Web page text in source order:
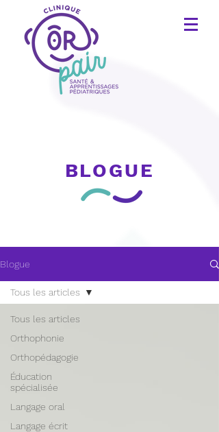
BLOGUE
Blogue
Tous les articles
Orthophonie
Orthopédagogie
Éducation
spécialisée
Langage oral
Langage écrit
Tous les articles